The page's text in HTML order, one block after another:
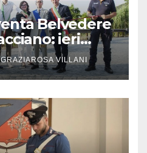
Belvedere
ieri
GRAZIAROSA VILLANI